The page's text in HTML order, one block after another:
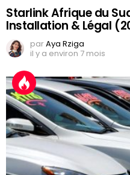
Starlink Afrique du
Installation & Légal
parAya Rziga
il y a environ 7 mois